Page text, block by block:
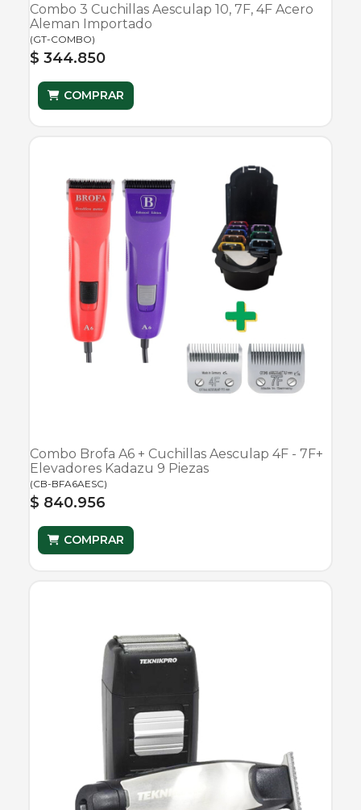
Combo 3 Cuchillas Aesculap 10, 7F, 4F Acero
Aleman Importado
(GT-COMBO)
$ 344.850
COMPRAR
Combo Brofa A6 + Cuchillas Aesculap 4F - 7F+
Elevadores Kadazu 9 Piezas
(CB-BFA6AESC)
$ 840.956
COMPRAR